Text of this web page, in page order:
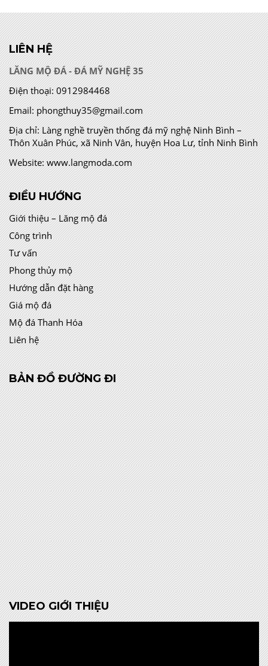
LIÊN HỆ
LĂNG MỘ ĐÁ - ĐÁ MỸ NGHỆ 35
Điện thoại: 0912984468
Email: phongthuy35@gmail.com
Địa chỉ:Làng nghề truyền thống đá mỹ nghệ Ninh Bình –
Thôn Xuân Phúc, xã Ninh Vân, huyện Hoa Lư, tỉnh Ninh Bình
Website: www.langmoda.com
ĐIỀU HƯỚNG
Giới thiệu – Lăng mộ đá
Công trình
Tư vấn
Phong thủy mộ
Hướng dẫn đặt hàng
Giá mộ đá
Mộ đá Thanh Hóa
Liên hệ
BẢN ĐỒ ĐƯỜNG ĐI
VIDEO GIỚI THIỆU